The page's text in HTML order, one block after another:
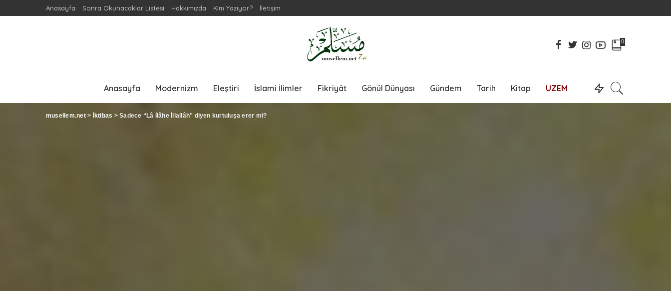
Anasayfa Sonra Okunacaklar Listesi Hakkımızda Kim Yazıyor? İletişim
0
Anasayfa Modernizm Eleştiri İslami İlimler Fikriyât Gönül Dünyası Gündem Tarih Kitap UZEM
musellem.net> İktibas >Sadece “Lâ İlâhe İllallâh” diyen kurtuluşa erer mi?